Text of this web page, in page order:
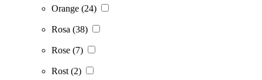
Orange (24)
Rosa (38)
Rose (7)
Rost (2)